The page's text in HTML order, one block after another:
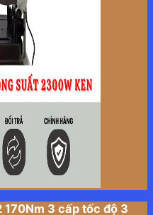
170Nm 3 cấp tốc độ 3